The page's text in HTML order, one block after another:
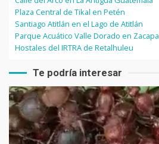
Plaza Central de Tikal en Petén
Santiago Atitlán en el Lago de Atitlán
Parque Acuático Valle Dorado en Zacapa
Hostales del IRTRA de Retalhuleu
Te podría interesar